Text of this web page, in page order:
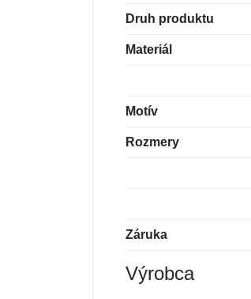
Druh produktu
Materiál
Motív
Rozmery
Záruka
Výrobca